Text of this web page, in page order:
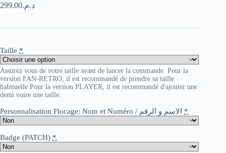
د.م.299.00
Taille *
Assurez vous de votre taille avant de lancer la commande. Pour la
version FAN-RETRO, il est recommandé de prendre sa taille
habituelle Pour la version PLAYER, il est recommandé d'ajouter une
demi voire une taille.
Personnalisation Flocage: Nom et Numéro / الاسم و الرقم *
Badge (PATCH) *